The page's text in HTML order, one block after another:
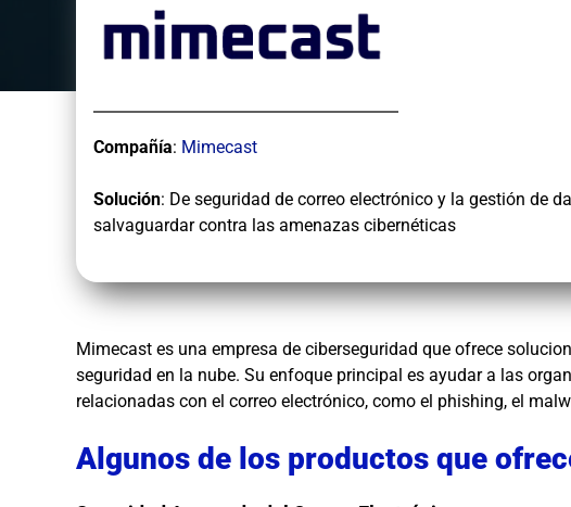
Compañía: Mimecast
Solución: De seguridad de correo electrónico y la gestión de
salvaguardar contra las amenazas cibernéticas
Mimecast es una empresa de ciberseguridad que ofrece
seguridad en la nube. Su enfoque principal es ayudar a las
relacionadas con el correo electrónico, como el phishing, el
Algunos de los productos que